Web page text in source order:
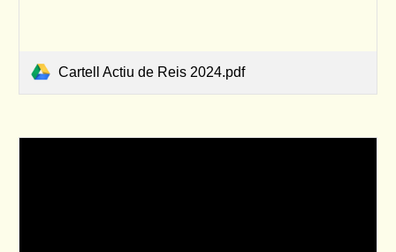
Cartell Actiu de Reis 2024.pdf